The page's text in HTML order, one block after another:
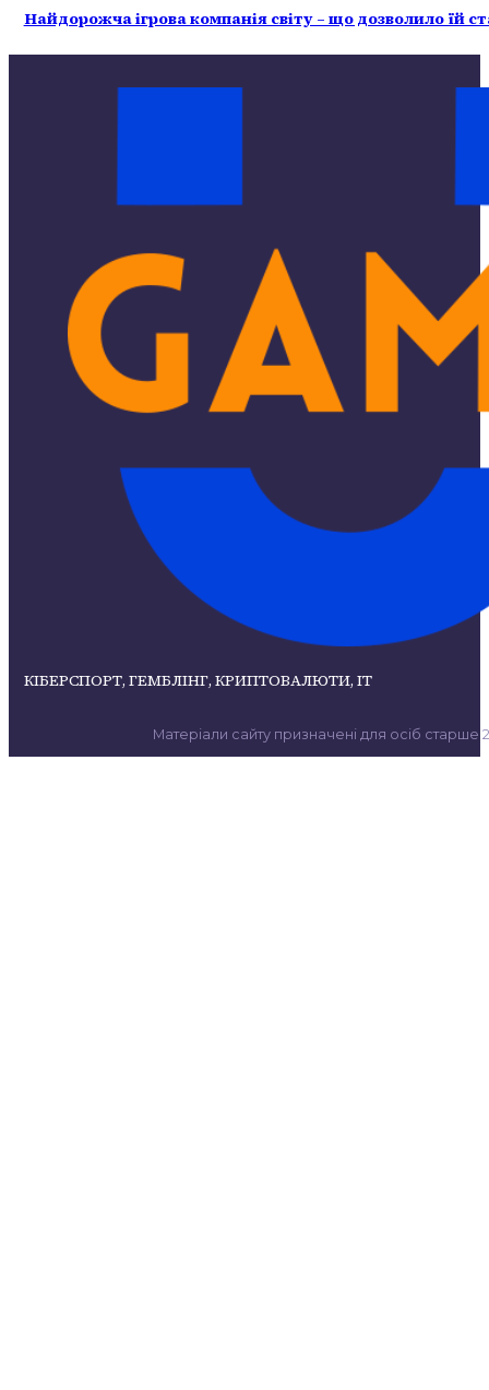
Найдорожча ігрова компанія світу – що дозволило їй
КІБЕРСПОРТ, ГЕМБЛІНГ, КРИПТОВАЛЮТИ, ІТ
Матеріали сайту призначені для осіб старше